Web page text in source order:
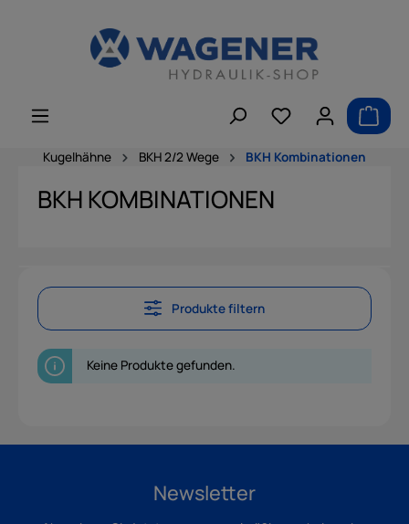
Kugelhähne BKH 2/2 Wege BKH Kombinationen
BKH KOMBINATIONEN
Produkte filtern
Keine Produkte gefunden.
Newsletter